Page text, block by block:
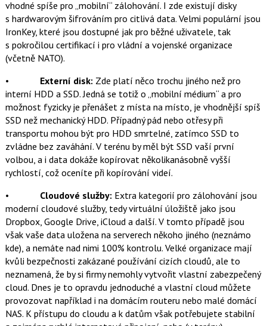
vhodné spíše pro „mobilní“ zálohování. I zde existují disky
s hardwarovým šifrováním pro citlivá data. Velmi populární jsou
IronKey, které jsou dostupné jak pro běžné uživatele, tak
s pokročilou certifikací i pro vládní a vojenské organizace
(včetně NATO).
• Externí disk: Zde platí něco trochu jiného než pro
interní HDD a SSD. Jedná se totiž o „mobilní médium“ a pro
možnost fyzicky je přenášet z místa na místo, je vhodnější spíš
SSD než mechanický HDD. Případný pád nebo otřesy při
transportu mohou být pro HDD smrtelné, zatímco SSD to
zvládne bez zaváhání. V terénu by měl být SSD vaší první
volbou, a i data dokáže kopírovat několikanásobně vyšší
rychlostí, což oceníte při kopírování videí.
• Cloudové služby: Extra kategorií pro zálohování jsou
moderní cloudové služby, tedy virtuální úložiště jako jsou
Dropbox, Google Drive, iCloud a další. V tomto případě jsou
však vaše data uložena na serverech někoho jiného (neznámo
kde), a nemáte nad nimi 100% kontrolu. Velké organizace mají
kvůli bezpečnosti zakázané používání cizích cloudů, ale to
neznamená, že by si firmy nemohly vytvořit vlastní zabezpečený
cloud. Dnes je to opravdu jednoduché a vlastní cloud můžete
provozovat například i na domácím routeru nebo malé domácí
NAS. K přístupu do cloudu a k datům však potřebujete stabilní